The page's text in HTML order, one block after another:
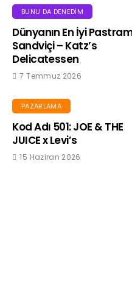
BUNU DA DENEDIM
Dünyanın En İyi
Sandviçi – Katz’s
Delicatessen
7 Temmuz 2026
PAZARLAMA
Kod Adı 501: JOE & THE
JUICE x Levi’s
15 Haziran 2026